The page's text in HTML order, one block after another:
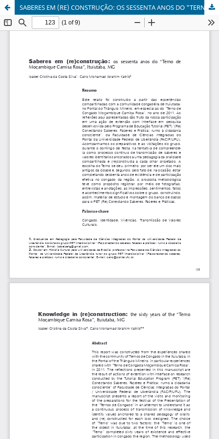
SABERES EM (RE) CONSTRUÇÃO: OS SESSENTA ANOS DO "TERNO DE MOÇAMBIQUE CAMISA ROSA" DE ITUIUTABA, MG